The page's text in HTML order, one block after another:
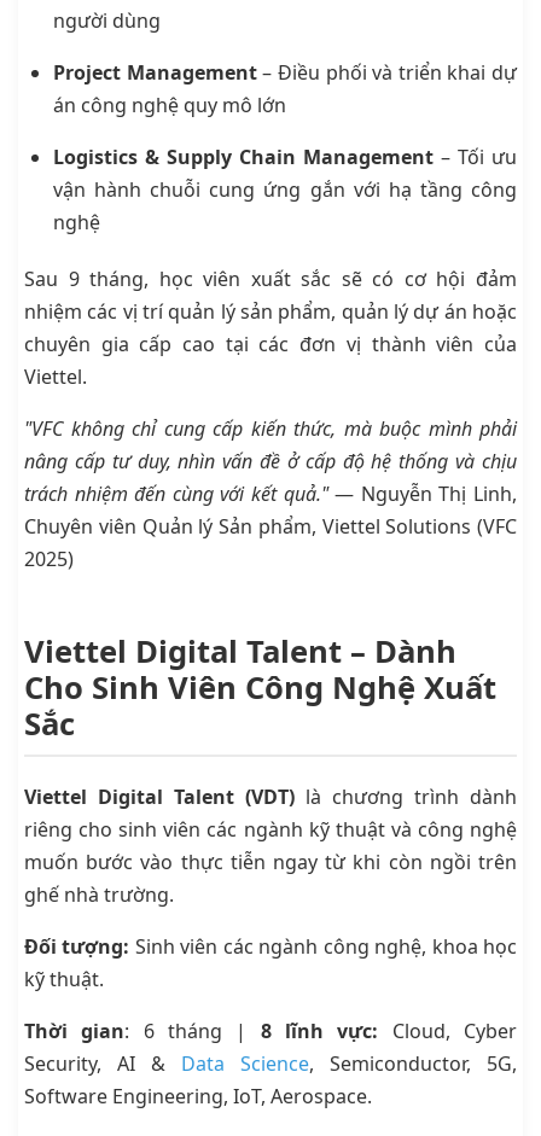
người dùng
Project Management– Điều phối và triển khai dự
án công nghệ quy mô lớn
Logistics & Supply Chain Management – Tối ưu
vận hành chuỗi cung ứng gắn với hạ tầng công
nghệ
Sau 9 tháng, học viên xuất sắc sẽ có cơ hội đảm
nhiệm các vị trí quản lý sản phẩm, quản lý dự án hoặc
chuyên gia cấp cao tại các đơn vị thành viên của
Viettel.
"VFC không chỉ cung cấp kiến thức, mà buộc mình phải
nâng cấp tư duy, nhìn vấn đề ở cấp độ hệ thống và chịu
trách nhiệm đến cùng với kết quả."— Nguyễn Thị Linh,
Chuyên viên Quản lý Sản phẩm, Viettel Solutions (VFC
2025)
Viettel Digital Talent – Dành
Cho Sinh Viên Công Nghệ Xuất
Sắc
Viettel Digital Talent (VDT) là chương trình dành
riêng cho sinh viên các ngành kỹ thuật và công nghệ
muốn bước vào thực tiễn ngay từ khi còn ngồi trên
ghế nhà trường.
Đối tượng: Sinh viên các ngành công nghệ, khoa học
kỹ thuật.
Thời gian: 6 tháng | 8 lĩnh vực: Cloud, Cyber
Security, AI & Data Science, Semiconductor, 5G,
Software Engineering, IoT, Aerospace.